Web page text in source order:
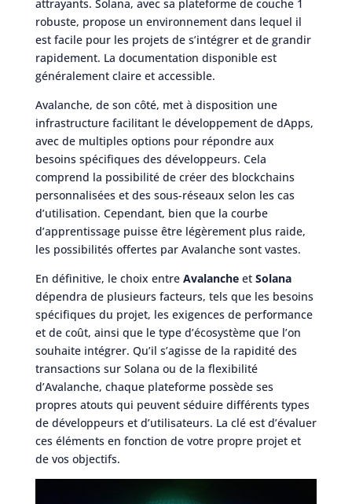
attrayants. Solana, avec sa plateforme de couche 1
robuste, propose un environnement dans lequel il
est facile pour les projets de s’intégrer et de grandir
rapidement. La documentation disponible est
généralement claire et accessible.
Avalanche, de son côté, met à disposition une
infrastructure facilitant le développement de dApps,
avec de multiples options pour répondre aux
besoins spécifiques des développeurs. Cela
comprend la possibilité de créer des blockchains
personnalisées et des sous-réseaux selon les cas
d’utilisation. Cependant, bien que la courbe
d’apprentissage puisse être légèrement plus raide,
les possibilités offertes par Avalanche sont vastes.
En définitive, le choix entre Avalancheet Solana
dépendra de plusieurs facteurs, tels que les besoins
spécifiques du projet, les exigences de performance
et de coût, ainsi que le type d’écosystème que l’on
souhaite intégrer. Qu’il s’agisse de la rapidité des
transactions sur Solana ou de la flexibilité
d’Avalanche, chaque plateforme possède ses
propres atouts qui peuvent séduire différents types
de développeurs et d’utilisateurs. La clé est d’évaluer
ces éléments en fonction de votre propre projet et
de vos objectifs.